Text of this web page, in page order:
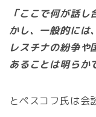
「ここで何が話
かし、一般的には
レスチナの紛争や
あることは明らか
とペスコフ氏は会